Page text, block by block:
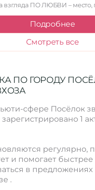
взгляда ПО ЛЮБВИ – место,
Подробнее
Смотреть все
ПО ГОРОДУ
сфере Посёлок
1
регулярно,
и помогает быстрее
в предложениях
.